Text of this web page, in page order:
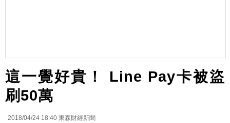
這一覺好貴！ Line Pay卡被盜
刷50萬
2018/04/24 18:40 東森財經新聞